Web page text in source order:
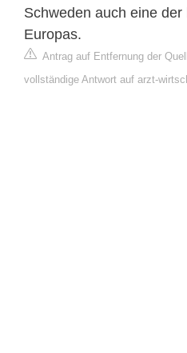
Schweden auch eine der
Europas.
Antrag auf Entfernung der
vollständige Antwort auf arzt-